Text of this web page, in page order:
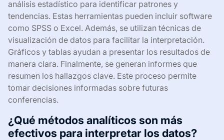
análisis estadístico para identificar patrones y
tendencias. Estas herramientas pueden incluir software
como SPSS o Excel. Además, se utilizan técnicas de
visualización de datos para facilitar la interpretación.
Gráficos y tablas ayudan a presentar los resultados de
manera clara. Finalmente, se generan informes que
resumen los hallazgos clave. Este proceso permite
tomar decisiones informadas sobre futuras
conferencias.
¿Qué métodos analíticos son más
efectivos para interpretar los datos?